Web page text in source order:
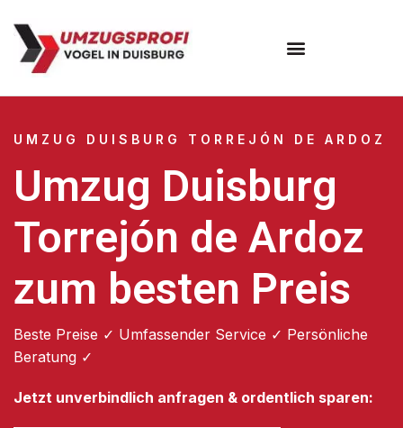
UMZUG DUISBURG TORREJÓN DE ARDOZ
Umzug Duisburg
Torrejón de Ardoz
zum besten Preis
Beste Preise ✓ Umfassender Service ✓ Persönliche
Beratung ✓
Jetzt unverbindlich anfragen & ordentlich sparen: